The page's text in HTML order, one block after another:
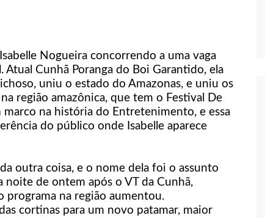
Nogueira concorrendo a uma vaga
Cunhã Poranga do Boi Garantido, ela
uniu o estado do Amazonas, e uniu os
região amazônica, que tem o Festival De
na história do Entretenimento, e essa
do público onde Isabelle aparece
outra coisa, e o nome dela foi o assunto
noite de ontem após o VT da Cunhã,
programa na região aumentou.
cortinas para um novo patamar, maior